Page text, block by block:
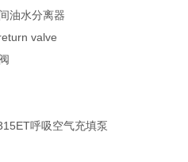
油水分离器
valve